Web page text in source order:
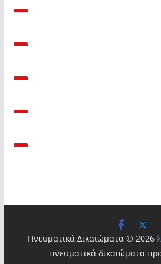
Πνευματικά Δικαιώματα © 2026
πνευματικά δικαιώματα